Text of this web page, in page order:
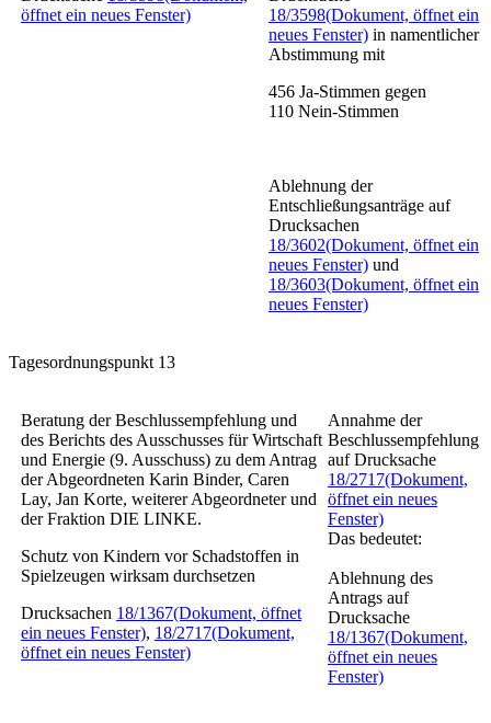
öffnet ein neues Fenster)
18/3598(Dokument, öffnet ein
neues Fenster) in namentlicher
Abstimmung mit
456 Ja-Stimmen gegen
110 Nein-Stimmen
Ablehnung der
Entschließungsanträge auf
Drucksachen
18/3602(Dokument, öffnet ein
neues Fenster) und
18/3603(Dokument, öffnet ein
neues Fenster)
Tagesordnungspunkt 13
Beratung der Beschlussempfehlung und
des Berichts des Ausschusses für Wirtschaft
und Energie (9. Ausschuss) zu dem Antrag
der Abgeordneten Karin Binder, Caren
Lay, Jan Korte, weiterer Abgeordneter und
der Fraktion DIE LINKE.
Schutz von Kindern vor Schadstoffen in
Spielzeugen wirksam durchsetzen
Drucksachen 18/1367(Dokument, öffnet
ein neues Fenster), 18/2717(Dokument,
öffnet ein neues Fenster)
Annahme der
Beschlussempfehlung
auf Drucksache
18/2717(Dokument,
öffnet ein neues
Fenster)
Das bedeutet:
Ablehnung des
Antrags auf
Drucksache
18/1367(Dokument,
öffnet ein neues
Fenster)